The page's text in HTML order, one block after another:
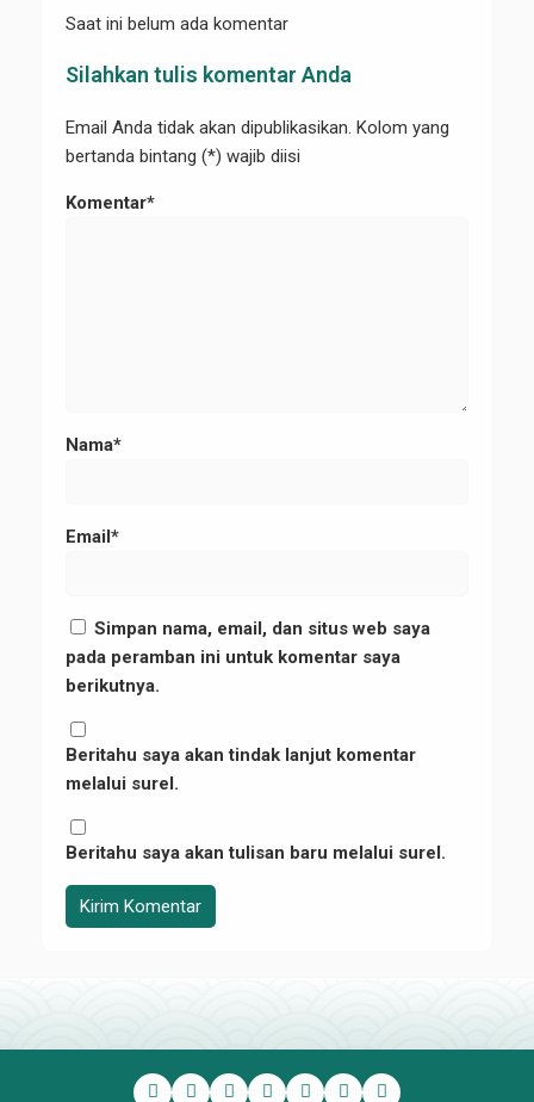
Saat ini belum ada komentar
Silahkan tulis komentar Anda
Email Anda tidak akan dipublikasikan. Kolom yang
bertanda bintang (*) wajib diisi
Komentar*
Nama*
Email*
Simpan nama, email, dan situs web saya
pada peramban ini untuk komentar saya
berikutnya.
Beritahu saya akan tindak lanjut komentar
melalui surel.
Beritahu saya akan tulisan baru melalui surel.